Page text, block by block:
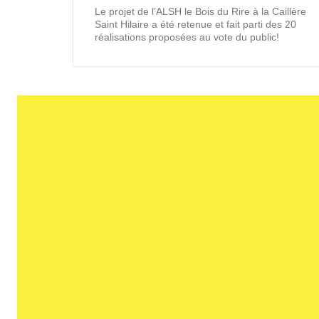
Le projet de l’ALSH le Bois du Rire à la Caillère
Saint Hilaire a été retenue et fait parti des 20
réalisations proposées au vote du public!